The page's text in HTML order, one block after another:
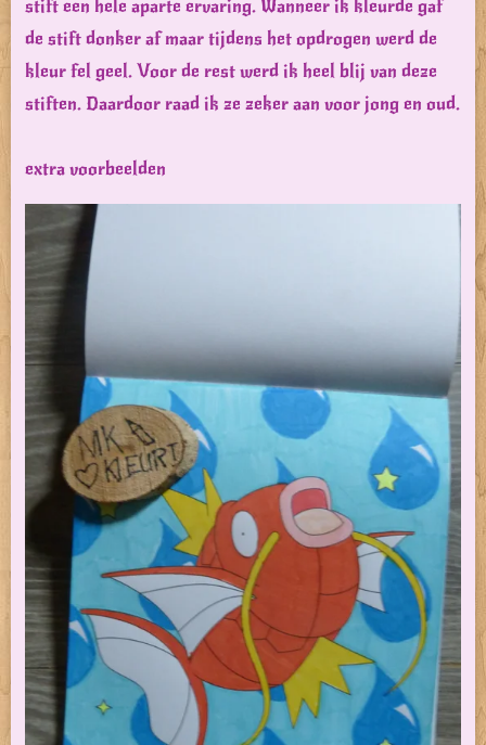
stift een hele aparte ervaring. Wanneer ik kleurde gaf
de stift donker af maar tijdens het opdrogen werd de
kleur fel geel. Voor de rest werd ik heel blij van deze
stiften. Daardoor raad ik ze zeker aan voor jong en oud.
extra voorbeelden